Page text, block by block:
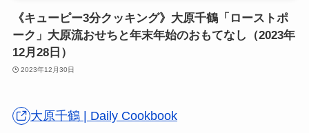
《キューピー3分クッキング》大原千鶴「ローストポ
ーク」大原流おせちと年末年始のおもてなし（2023年
12月28日）
2023年12月30日
大原千鶴 | Daily Cookbook